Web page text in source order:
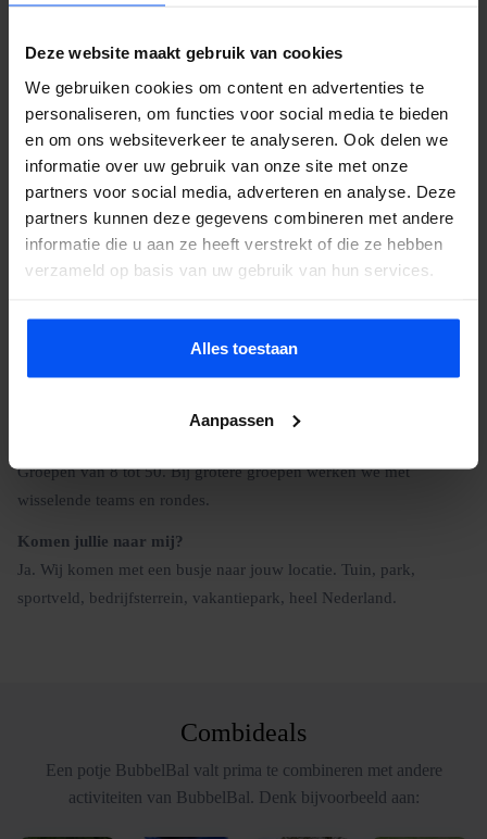
Deze website maakt gebruik van cookies
We gebruiken cookies om content en advertenties te
personaliseren, om functies voor social media te bieden
en om ons websiteverkeer te analyseren. Ook delen we
informatie over uw gebruik van onze site met onze
partners voor social media, adverteren en analyse. Deze
partners kunnen deze gegevens combineren met andere
informatie die u aan ze heeft verstrekt of die ze hebben
verzameld op basis van uw gebruik van hun services.
Alles toestaan
Aanpassen
Veelgestelde vragen
Doet bubbelbal pijn?
Nee. De opblaasbare ballen beschermen je lichaam volledig. Je
valt zacht en stuitert terug. Het voelt eerder als lachen dan als pijn.
Wat kost het?
Hangt af van groepsgrootte, duur en locatie. Neem contact op
Ja. De ballen zijn waterdicht en op nat gras glijdt en stuitert het
Groepen van 8 tot 50. Bij grotere groepen werken we met
wisselende teams en rondes.
Komen jullie naar mij?
Ja. Wij komen met een busje naar jouw locatie. Tuin, park,
sportveld, bedrijfsterrein, vakantiepark, heel Nederland.
Combideals
Een potje BubbelBal valt prima te combineren met andere
activiteiten van BubbelBal. Denk bijvoorbeeld aan: